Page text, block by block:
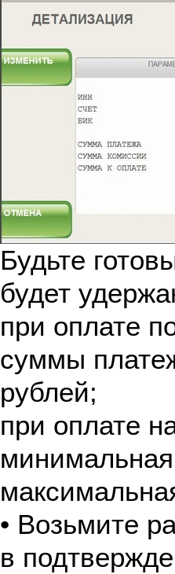
Будьте
будет
при оплате
суммы
рублей;
при оплате
• Возьмите
в